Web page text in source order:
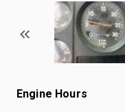
Engine Hours